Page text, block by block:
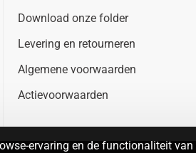
ervaring en de functionaliteit
Download onze folder
Levering en retourneren
Algemene voorwaarden
Actievoorwaarden